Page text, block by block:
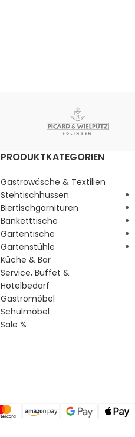
PRODUKTKATEGORIEN
Gastrowäsche & Textilien
Stehtischhussen
Biertischgarnituren
Banketttische
Gartentische
Gartenstühle
Küche & Bar
Service, Buffet &
Hotelbedarf
Gastromöbel
Schulmöbel
Sale %